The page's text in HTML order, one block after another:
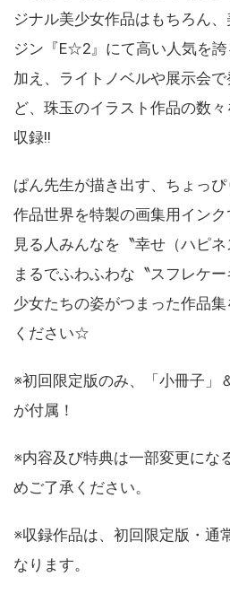
ジナル美少女作品はもちろん
ジン『E☆2』にて高い人気を
加え、ライトノベルや展示会
ど、珠玉のイラスト作品の数
収録!!
ぱん先生が描き出す、ちょっ
作品世界を特製の画集用イン
見る人みんなを〝幸せ（ハピネ
まるでふわふわな〝スフレケ
少女たちの姿がつまった作品
ください☆
※初回限定版のみ、「小冊子」
が付属！
※内容及び特典は一部変更にな
めご了承ください。
※収録作品は、初回限定版・通
なります。